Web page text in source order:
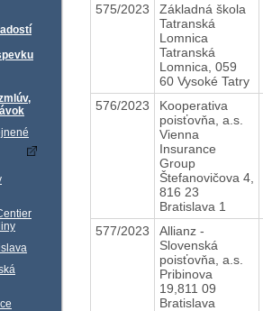
575/2023
Základná škola
Tatranská
Lomnica
Tatranská
Lomnica, 059
60 Vysoké Tatry
576/2023
Kooperativa
poisťovňa, a.s.
Vienna
Insurance
Group
Štefanovičova 4,
816 23
Bratislava 1
577/2023
Allianz -
Slovenská
poisťovňa, a.s.
Pribinova
19,811 09
Bratislava